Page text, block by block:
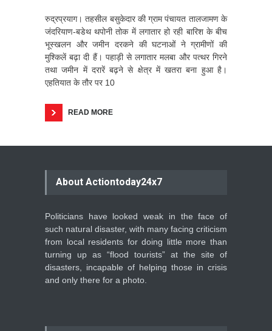
रुद्रप्रयाग। तहसील बसुकेदार की ग्राम पंचायत तालजामण के
जंदरियाण-बडेथ थपोनी तोक में लगातार हो रही बारिश के बीच
भूस्खलन और जमीन दरकने की घटनाओं ने ग्रामीणों की
मुश्किलें बढ़ा दी हैं। पहाड़ी से लगातार मलबा और पत्थर गिरने
तथा जमीन में दरारें बढ़ने से क्षेत्र में खतरा बना हुआ है।
एहतियात के तौर पर 10
READ MORE
About Actiontoday24x7
Politicians have looked weak in the face of
such natural disaster, with many facing criticism
from local residents for doing little more than
turning up as “flood tourists” at the site of
disasters, incapable of helping those in crisis
and only there for a photo.